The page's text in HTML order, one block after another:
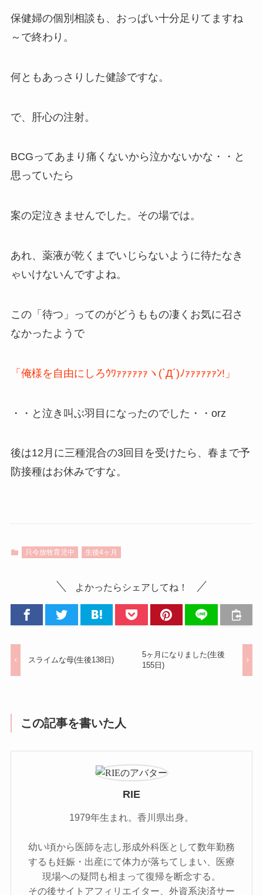
保健婦の個別相談も、おっぱい十分足りてますね
～で終わり。
何ともあっさりした健診ですな。
で、肝心の注射。
BCGってあまり痛くないから泣かないかな・・と
思っていたら
案の定泣きませんでした。 その場では。
あれ、薬液が乾くまでいじらないように待たなき
ゃいけないんですよね。
この「待つ」ってのがどうももの凄くお気に召さ
なかったようで
「俺様を自由にしろｳﾜｧｧｧｧｧｧヽ(`Д´)ﾉｧｧｧｧｧｧﾝ!」
・・と泣き叫ぶ羽目になったのでした・・orz
後は12月に三種混合の3回目を受けたら、春まで予
防接種はお休みですな。
只今放牧育児中 生後4ヶ月
よかったらシェアしてね！
スライムな母(生後138日)
5ヶ月になりました(生後
155日)
この記事を書いた人
RIE
1979年生まれ。香川県出身。
幼い頃から医師を志し形成外科医として数年勤務
するも妊娠・出産にて体力が落ちてしまい、医療
現場への疑問も相まって復帰を断念する。
その後サイトアフィリエイター、外資系決済サー